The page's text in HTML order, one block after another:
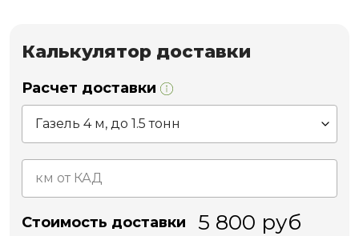
Калькулятор доставки
Расчет доставки
Стоимость доставки 5 800 руб